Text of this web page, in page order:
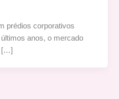
prédios corporativos
anos, o mercado
[…]